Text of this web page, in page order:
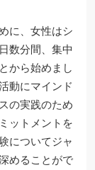
に、女性はシ
数分間、集中
から始めまし
動にマインド
の実践のため
ットメントを
についてジャ
めることがで